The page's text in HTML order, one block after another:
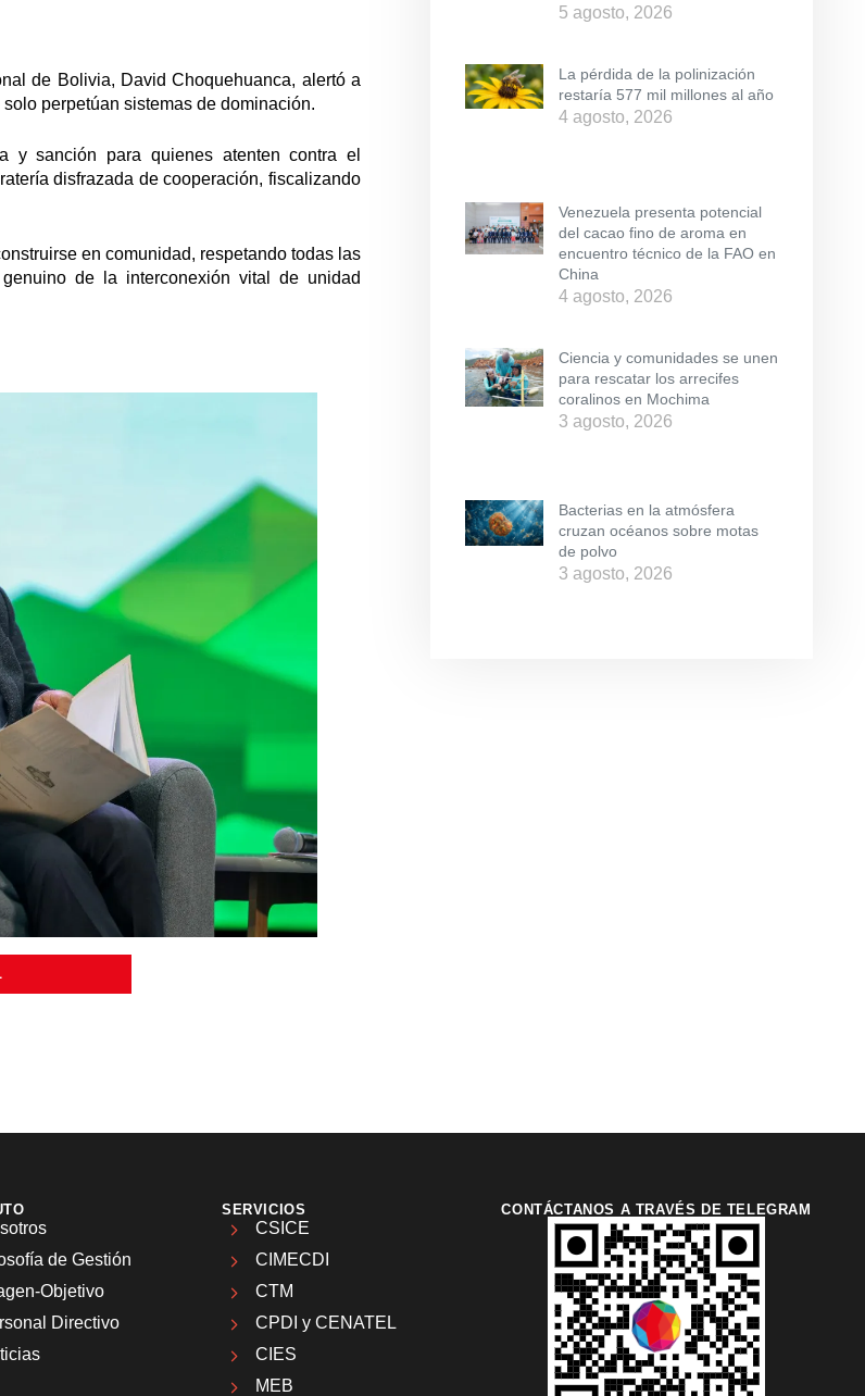
de Bolivia, David Choquehuanca, alertó a
perpetúan sistemas de dominación.
y sanción para quienes atenten contra el
disfrazada de cooperación, fiscalizando
en comunidad, respetando todas las
de la interconexión vital de unidad
5 agosto, 2026
La pérdida de la polinización
restaría 577 mil millones al año
4 agosto, 2026
Venezuela presenta potencial
del cacao fino de aroma en
encuentro técnico de la FAO en
China
4 agosto, 2026
Ciencia y comunidades se unen
para rescatar los arrecifes
coralinos en Mochima
3 agosto, 2026
Bacterias en la atmósfera
cruzan océanos sobre motas
de polvo
3 agosto, 2026
de Gestión
Objetivo
Directivo
SERVICIOS
CSICE
CIMECDI
CTM
CPDI y CENATEL
CIES
MEB
CONTÁCTANOS A TRAVÉS DE TELEGRAM